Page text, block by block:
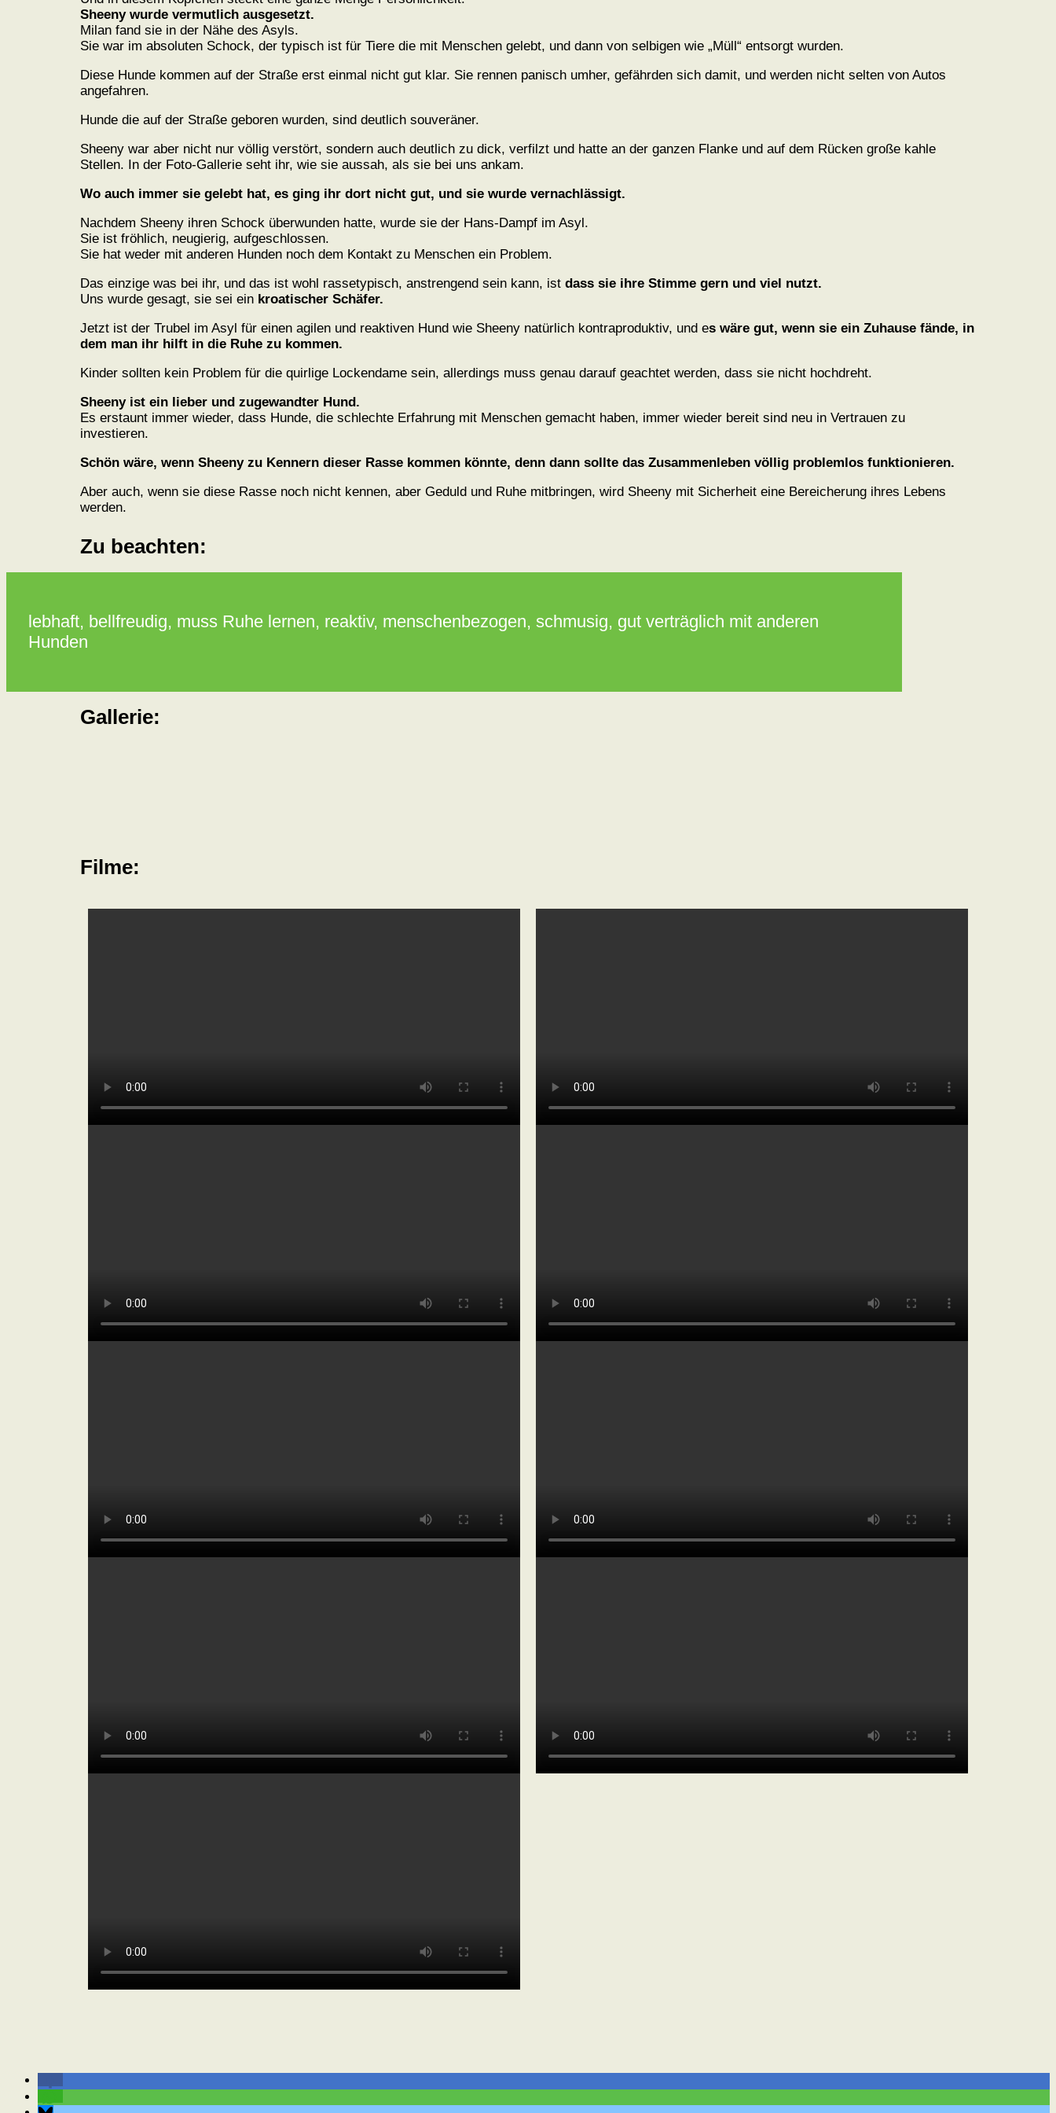
Sheeny wurde vermutlich ausgesetzt.
Milan fand sie in der Nähe des Asyls.
Sie war im absoluten Schock, der typisch ist für Tiere die mit Menschen gelebt, und dann von selbigen wie „Müll“ entsorgt wurden.
Diese Hunde kommen auf der Straße erst einmal nicht gut klar. Sie rennen panisch umher, gefährden sich damit, und werden nicht selten von Autos
angefahren.
Hunde die auf der Straße geboren wurden, sind deutlich souveräner.
Sheeny war aber nicht nur völlig verstört, sondern auch deutlich zu dick, verfilzt und hatte an der ganzen Flanke und auf dem Rücken große kahle
Stellen. In der Foto-Gallerie seht ihr, wie sie aussah, als sie bei uns ankam.
Wo auch immer sie gelebt hat, es ging ihr dort nicht gut, und sie wurde vernachlässigt.
Nachdem Sheeny ihren Schock überwunden hatte, wurde sie der Hans-Dampf im Asyl.
Sie ist fröhlich, neugierig, aufgeschlossen.
Sie hat weder mit anderen Hunden noch dem Kontakt zu Menschen ein Problem.
Das einzige was bei ihr, und das ist wohl rassetypisch, anstrengend sein kann, ist dass sie ihre Stimme gern und viel nutzt.
Uns wurde gesagt, sie sei ein kroatischer Schäfer.
Jetzt ist der Trubel im Asyl für einen agilen und reaktiven Hund wie Sheeny natürlich kontraproduktiv, und es wäre gut, wenn sie ein Zuhause fände, in
dem man ihr hilft in die Ruhe zu kommen.
Kinder sollten kein Problem für die quirlige Lockendame sein, allerdings muss genau darauf geachtet werden, dass sie nicht hochdreht.
Sheeny ist ein lieber und zugewandter Hund.
Es erstaunt immer wieder, dass Hunde, die schlechte Erfahrung mit Menschen gemacht haben, immer wieder bereit sind neu in Vertrauen zu
investieren.
Schön wäre, wenn Sheeny zu Kennern dieser Rasse kommen könnte, denn dann sollte das Zusammenleben völlig problemlos funktionieren.
Aber auch, wenn sie diese Rasse noch nicht kennen, aber Geduld und Ruhe mitbringen, wird Sheeny mit Sicherheit eine Bereicherung ihres Lebens
werden.
Zu beachten:
lebhaft, bellfreudig, muss Ruhe lernen, reaktiv, menschenbezogen, schmusig, gut verträglich mit anderen
Hunden
Gallerie:
Filme: